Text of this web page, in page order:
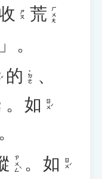
ㄕㄡ 荒 ㄏㄨㄤ
」。
的 ˙ㄉㄜ 、
。 如 ㄖㄨˊ
ㄗㄨㄥˋ 。 如 ㄖㄨˊ